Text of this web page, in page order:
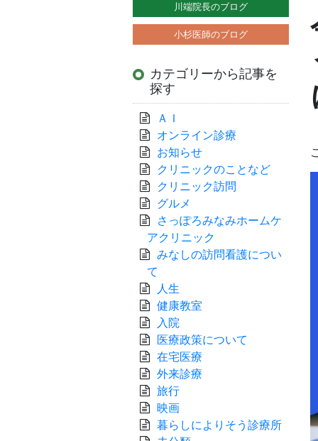
川端院長のブログ
小杉医師のブログ
カテゴリーから記事を
探す
ＡＩ
オンライン診療
お知らせ
クリニックのことなど
クリニック訪問
グルメ
さっぽろみなみホームケ
アクリニック
みなしの訪問看護につい
て
人生
健康教室
入院
医療政策について
在宅医療
外来診療
旅行
映画
暮らしによりそう診療所